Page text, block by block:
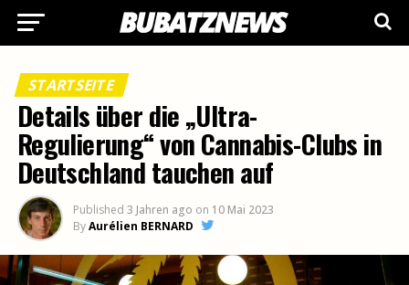
STARTSEITE
Details über die „Ultra-
Regulierung“ von Cannabis-Clubs in
Deutschland tauchen auf
Published 3 Jahren ago on 10 Mai 2023
ByAurélien BERNARD